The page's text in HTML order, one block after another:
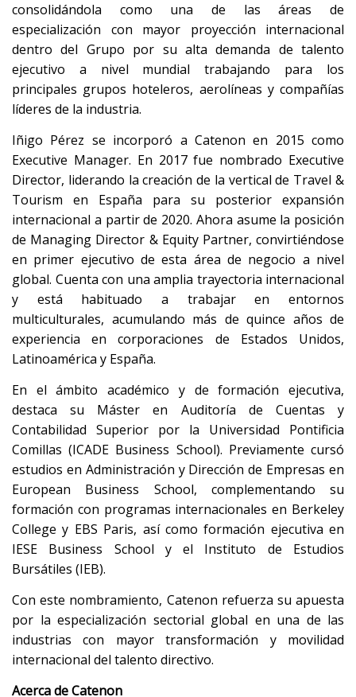
consolidándola como una de las áreas de
especialización con mayor proyección internacional
dentro del Grupo por su alta demanda de talento
ejecutivo a nivel mundial trabajando para los
principales grupos hoteleros, aerolíneas y compañías
líderes de la industria.
Iñigo Pérez se incorporó a Catenon en 2015 como
Executive Manager. En 2017 fue nombrado Executive
Director, liderando la creación de la vertical de Travel &
Tourism en España para su posterior expansión
internacional a partir de 2020. Ahora asume la posición
de Managing Director & Equity Partner, convirtiéndose
en primer ejecutivo de esta área de negocio a nivel
global. Cuenta con una amplia trayectoria internacional
y está habituado a trabajar en entornos
multiculturales, acumulando más de quince años de
experiencia en corporaciones de Estados Unidos,
Latinoamérica y España.
En el ámbito académico y de formación ejecutiva,
destaca su Máster en Auditoría de Cuentas y
Contabilidad Superior por la Universidad Pontificia
Comillas (ICADE Business School). Previamente cursó
estudios en Administración y Dirección de Empresas en
European Business School, complementando su
formación con programas internacionales en Berkeley
College y EBS Paris, así como formación ejecutiva en
IESE Business School y el Instituto de Estudios
Bursátiles (IEB).
Con este nombramiento, Catenon refuerza su apuesta
por la especialización sectorial global en una de las
industrias con mayor transformación y movilidad
internacional del talento directivo.
Acerca de Catenon